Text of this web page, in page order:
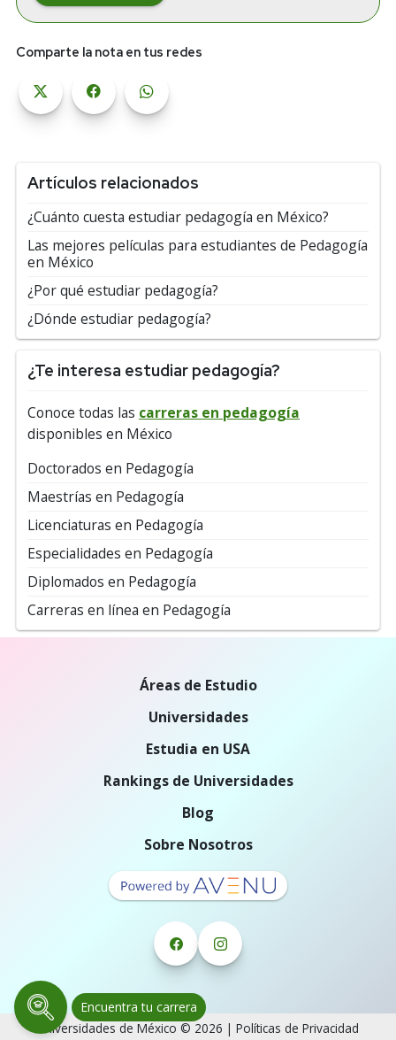
Comparte la nota en tus redes
Artículos relacionados
¿Cuánto cuesta estudiar pedagogía en México?
Las mejores películas para estudiantes de Pedagogía
en México
¿Por qué estudiar pedagogía?
¿Dónde estudiar pedagogía?
¿Te interesa estudiar pedagogía?
Conoce todas las carreras en pedagogía
disponibles en México
Doctorados en Pedagogía
Maestrías en Pedagogía
Licenciaturas en Pedagogía
Especialidades en Pedagogía
Diplomados en Pedagogía
Carreras en línea en Pedagogía
Encuentra tu carrera
Áreas de Estudio
Universidades
Estudia en USA
Rankings de Universidades
Blog
Sobre Nosotros
Universidades de México © 2026 | Políticas de Privacidad